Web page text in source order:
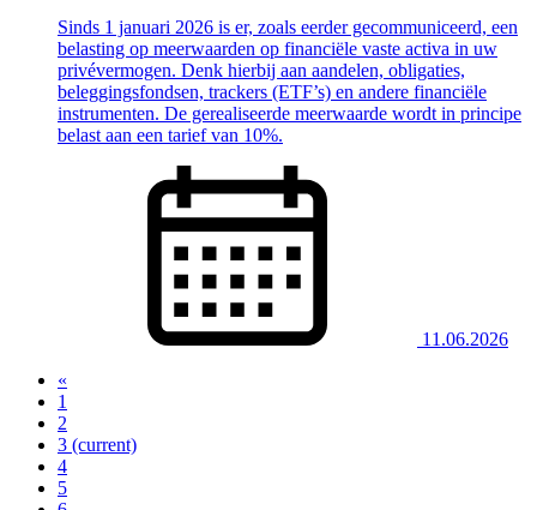
Sinds 1 januari 2026 is er, zoals eerder gecommuniceerd, een
belasting op meerwaarden op financiële vaste activa in uw
privévermogen. Denk hierbij aan aandelen, obligaties,
beleggingsfondsen, trackers (ETF’s) en andere financiële
instrumenten. De gerealiseerde meerwaarde wordt in principe
belast aan een tarief van 10%.
11.06.2026
«
1
2
3 (current)
4
5